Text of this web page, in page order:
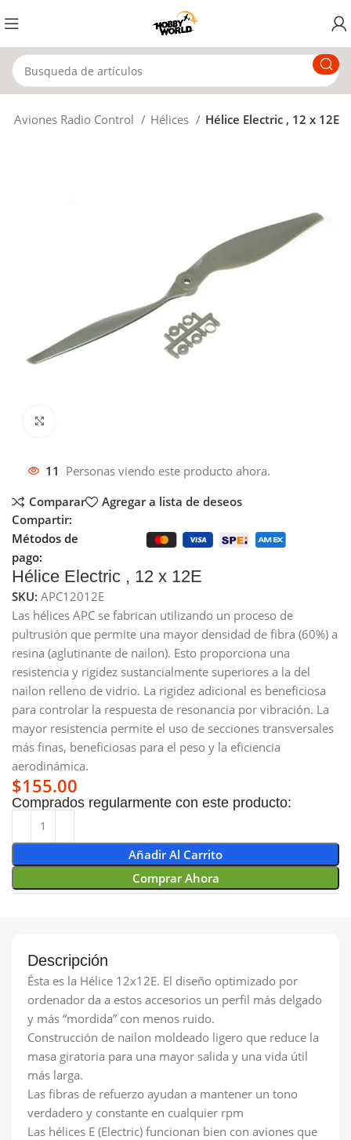
Aviones Radio Control Hélices Hélice Electric , 12 x 12E
11 Personas viendo este producto ahora.
Comparar
Agregar a lista de deseos
Compartir:
Métodos de
pago:
Hélice Electric , 12 x 12E
SKU:APC12012E
Las hélices APC se fabrican utilizando un proceso de
pultrusión que permite una mayor densidad de fibra (60%) a
resina (aglutinante de nailon). Esto proporciona una
resistencia y rigidez sustancialmente superiores a la del
nailon relleno de vidrio. La rigidez adicional es beneficiosa
para controlar la respuesta de resonancia por vibración. La
mayor resistencia permite el uso de secciones transversales
más finas, beneficiosas para el peso y la eficiencia
aerodinámica.
$155.00
Comprados regularmente con este producto:
Añadir Al Carrito
Comprar Ahora
Descripción
Ésta es la Hélice 12x12E. El diseño optimizado por
ordenador da a estos accesorios un perfil más delgado
y más “mordida” con menos ruido.
Construcción de nailon moldeado ligero que reduce la
masa giratoria para una mayor salida y una vida útil
más larga.
Las fibras de refuerzo ayudan a mantener un tono
verdadero y constante en cualquier rpm
Las hélices E (Electric) funcionan bien con aviones que